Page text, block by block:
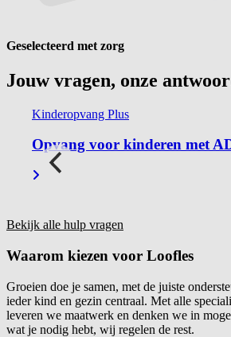
Geselecteerd met zorg
Jouw vragen, onze
Kinderopvang Plus
Opvang voor kinderen met
Bekijk alle hulp vragen
Waarom kiezen voor Loofles
Groeien doe je samen, met de juiste
ieder kind en gezin centraal. Met alle
leveren we maatwerk en denken we in
wat je nodig hebt, wij regelen de rest.